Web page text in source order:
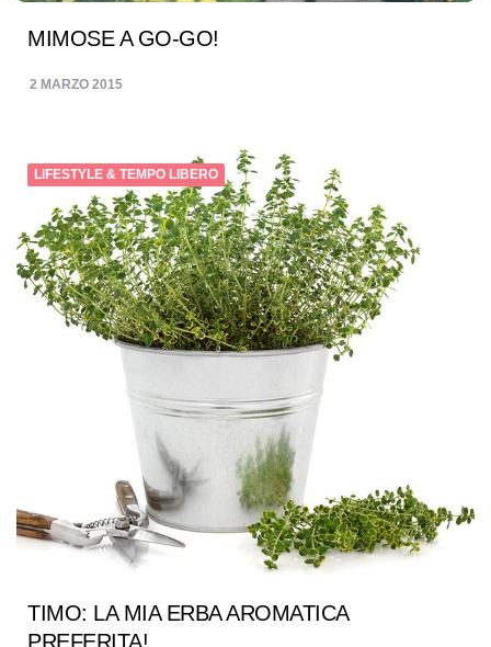
MIMOSE A GO-GO!
2 MARZO 2015
LIFESTYLE & TEMPO LIBERO
TIMO: LA MIA ERBA AROMATICA
PREFERITA!